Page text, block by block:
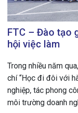
FTC – Đào tạo
hội việc làm
Trong nhiều năm
chí “Học đi đôi với
nghiệp, tác phong
môi trường doanh